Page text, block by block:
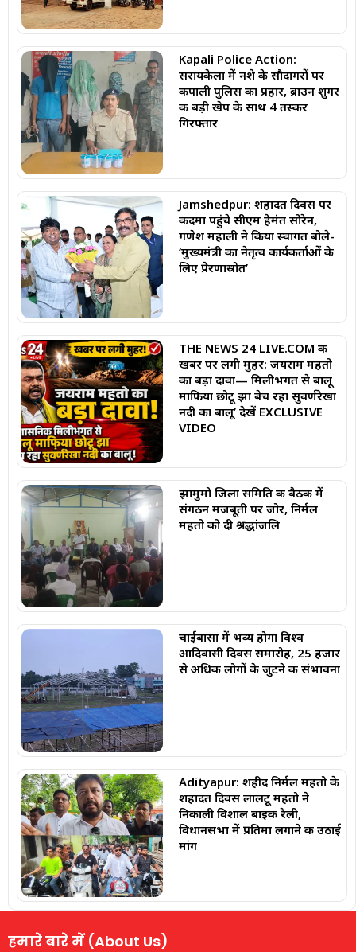
Kapali Police Action:
सरायकेला में नशे के सौदागरों पर
कपाली पुलिस का प्रहार, ब्राउन शुगर
की बड़ी खेप के साथ 4 तस्कर
गिरफ्तार
Jamshedpur: शहादत दिवस पर
कदमा पहुंचे सीएम हेमंत सोरेन,
गणेश महाली ने किया स्वागत बोले-
‘मुख्यमंत्री का नेतृत्व कार्यकर्ताओं के
लिए प्रेरणास्रोत’
THE NEWS 24 LIVE.COM की
खबर पर लगी मुहर: जयराम महतो
का बड़ा दावा— मिलीभगत से बालू
माफिया छोटू झा बेच रहा सुवर्णरेखा
नदी का बालू’ देखें EXCLUSIVE
VIDEO
झामुमो जिला समिति की बैठक में
संगठन मजबूती पर जोर, निर्मल
महतो को दी श्रद्धांजलि
चाईबासा में भव्य होगा विश्व
आदिवासी दिवस समारोह, 25 हजार
से अधिक लोगों के जुटने की संभावना
Adityapur: शहीद निर्मल महतो के
शहादत दिवस लालटू महतो ने
निकाली विशाल बाइक रैली,
विधानसभा में प्रतिमा लगाने की उठाई
मांग
हमारे बारे में (About Us)